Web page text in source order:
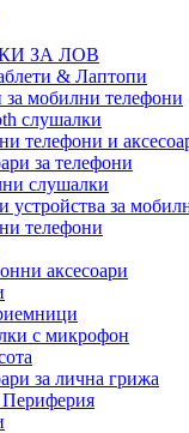
ЗА ЛОВ
& Лаптопи
за мобилни телефони
слушалки
телефони и
за телефони
слушалки
устройства за
телефони
аксесоари
с микрофон
за лична грижа